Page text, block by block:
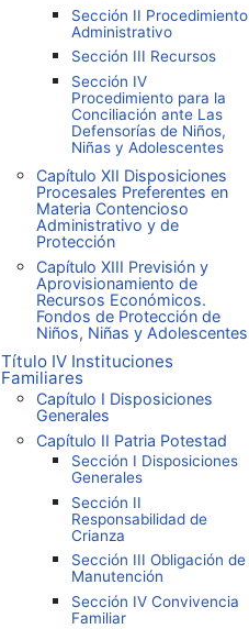
Sección II Procedimiento
Administrativo
Sección III Recursos
Sección IV
Procedimiento para la
Conciliación ante Las
Defensorías de Niños,
Niñas y Adolescentes
Capítulo XII Disposiciones
Procesales Preferentes en
Materia Contencioso
Administrativo y de
Protección
Capítulo XIII Previsión y
Aprovisionamiento de
Recursos Económicos.
Fondos de Protección de
Niños, Niñas y Adolescentes
Título IV Instituciones
Familiares
Capítulo I Disposiciones
Generales
Capítulo II Patria Potestad
Sección I Disposiciones
Generales
Sección II
Responsabilidad de
Crianza
Sección III Obligación de
Manutención
Sección IV Convivencia
Familiar